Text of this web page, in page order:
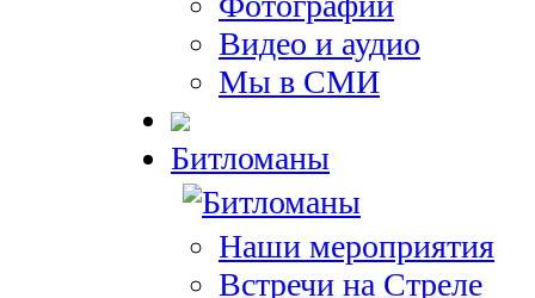
Видео и аудио
Мы в СМИ
Битломаны
Наши мероприятия
Встречи на Стреле